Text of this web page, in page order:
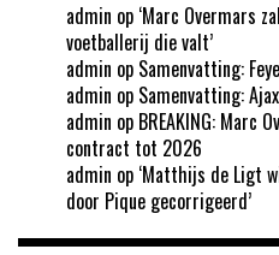
admin op ‘Marc Overmars
voetballerij die valt’
admin op Samenvatting:
admin op Samenvatting:
admin op BREAKING: Marc
contract tot 2026
admin op ‘Matthijs de Ligt
door Pique gecorrigeerd’